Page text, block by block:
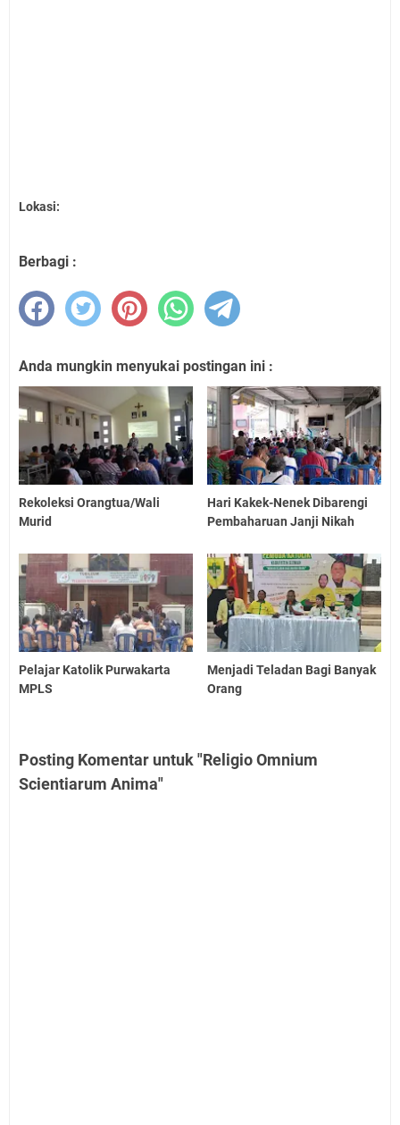
Lokasi:
Berbagi :
Anda mungkin menyukai postingan ini :
Rekoleksi Orangtua/Wali
Murid
Hari Kakek-Nenek Dibarengi
Pembaharuan Janji Nikah
Pelajar Katolik Purwakarta
MPLS
Menjadi Teladan Bagi Banyak
Orang
Posting Komentar untuk "Religio Omnium
Scientiarum Anima"